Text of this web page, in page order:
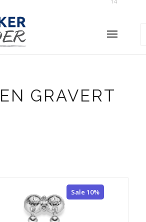
GRAVERT
Sale 10%